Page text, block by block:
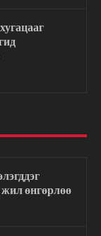
жил өнгөрлөө